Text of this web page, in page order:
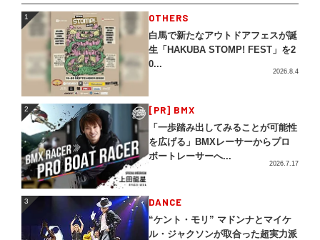
1 OTHERS
白馬で新たなアウトドアフェスが誕
生「HAKUBA STOMP! FEST」を2
0...
2026.8.4
2 [PR] BMX
「一歩踏み出してみることが可能性
を広げる」BMXレーサーからプロ
ボートレーサーへ...
2026.7.17
3 DANCE
“ケント・モリ” マドンナとマイケ
ル・ジャクソンが取合った超実力派